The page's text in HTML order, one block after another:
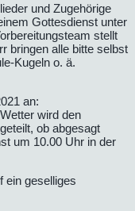
und Zugehörige
Gottesdienst unter
stellt
bringen alle bitte selbst
Kugeln o. ä.
an:
wird den
ob abgesagt
um 10.00 Uhr in der
ein geselliges